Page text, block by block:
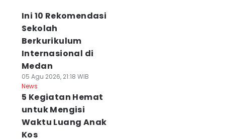
Ini 10 Rekomendasi
Sekolah
Berkurikulum
Internasional di
Medan
05 Agu 2026, 21:18 WIB
News
5 Kegiatan Hemat
untuk Mengisi
Waktu Luang Anak
Kos